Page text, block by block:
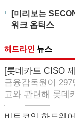
[미리보는
워크 옵틱스
헤드라인 뉴스
[롯데카드 CISO
금융감독원이
고와 관련해 롯데